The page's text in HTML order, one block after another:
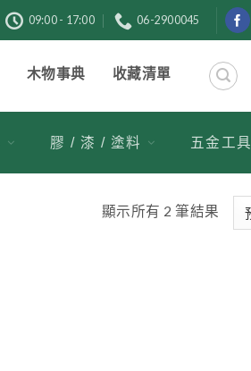
09:00 - 17:00 06-2900045
木物事典 收藏清單
膠 / 漆 / 塗料 五金工具
顯示所有 2 筆結果